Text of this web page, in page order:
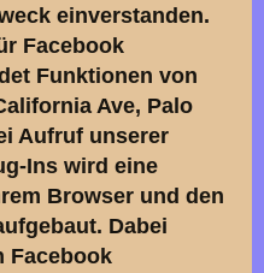
einverstanden.
Facebook
Funktionen von
Ave, Palo
Aufruf unserer
Ins wird eine
Browser und den
Dabei
Facebook